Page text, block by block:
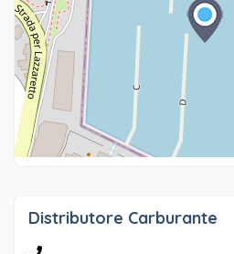
Distributore Carburante